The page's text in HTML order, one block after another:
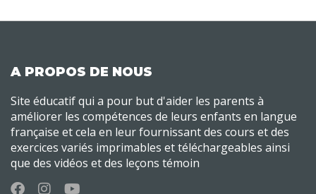
A PROPOS DE NOUS
Site éducatif qui a pour but d'aider les parents à
améliorer les compétences de leurs enfants en langue
française et cela en leur fournissant des cours et des
exercices variés imprimables et téléchargeables ainsi
que des vidéos et des leçons témoin